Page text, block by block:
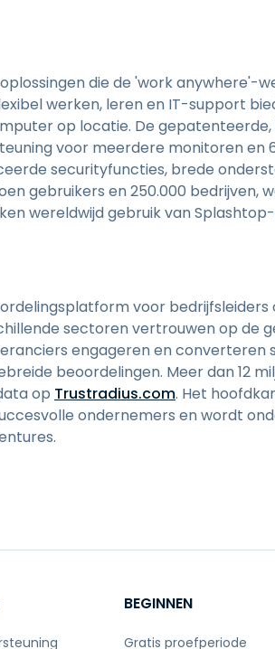
die de 'work anywhere'-
werken, leren en IT-support
op locatie. De
voor meerdere monitoren en
securityfuncties, brede
gebruikers en 250.000 bedrijven,
wereldwijd gebruik van
voor bedrijfsleiders
sectoren vertrouwen op de
engageren en converteren
beoordelingen. Meer dan 12
op Trustradius.com. Het
ondernemers en wordt
BEGINNEN
Gratis proefperiode